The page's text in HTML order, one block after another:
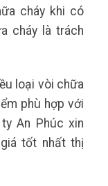
cháy khi có
cháy là trách
loại vòi chữa
phù hợp với
An Phúc xin
tốt nhất thị